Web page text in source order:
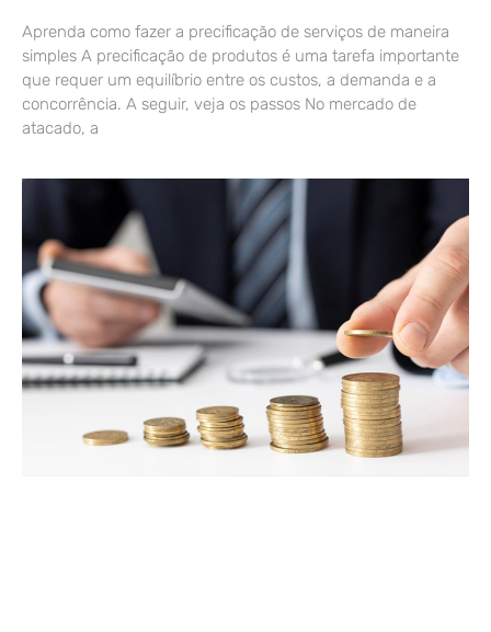
Aprenda como fazer a precificação de serviços de maneira
simples A precificação de produtos é uma tarefa importante
que requer um equilíbrio entre os custos, a demanda e a
concorrência. A seguir, veja os passos No mercado de
atacado, a